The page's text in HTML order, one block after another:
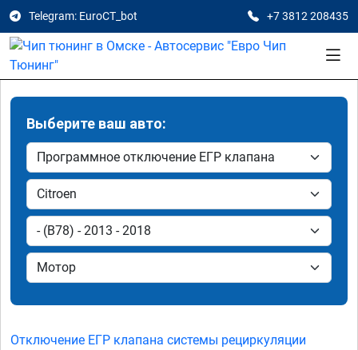
Telegram: EuroCT_bot +7 3812 208435
Выберите ваш авто:
Отключение ЕГР клапана системы рециркуляции